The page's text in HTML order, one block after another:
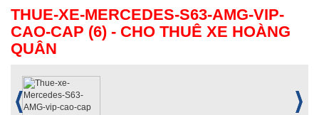
THUE-XE-MERCEDES-S63-AMG-VIP-
CAO-CAP (6) - CHO THUÊ XE HOÀNG
QUÂN